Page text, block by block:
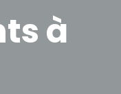
à